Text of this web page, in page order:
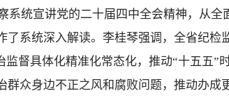
统宣讲党的二十届四中全会精神，从全
系统深入解读。李桂琴强调，全省纪检
督具体化精准化常态化，推动“十五五”
众身边不正之风和腐败问题，推动办成